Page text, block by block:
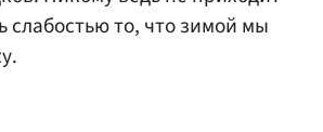
слабостью то, что зимой мы